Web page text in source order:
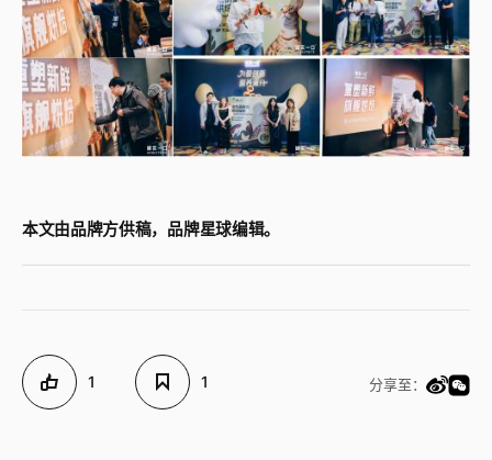
本文由品牌方供稿，品牌星球编辑。
1 1 分享至：